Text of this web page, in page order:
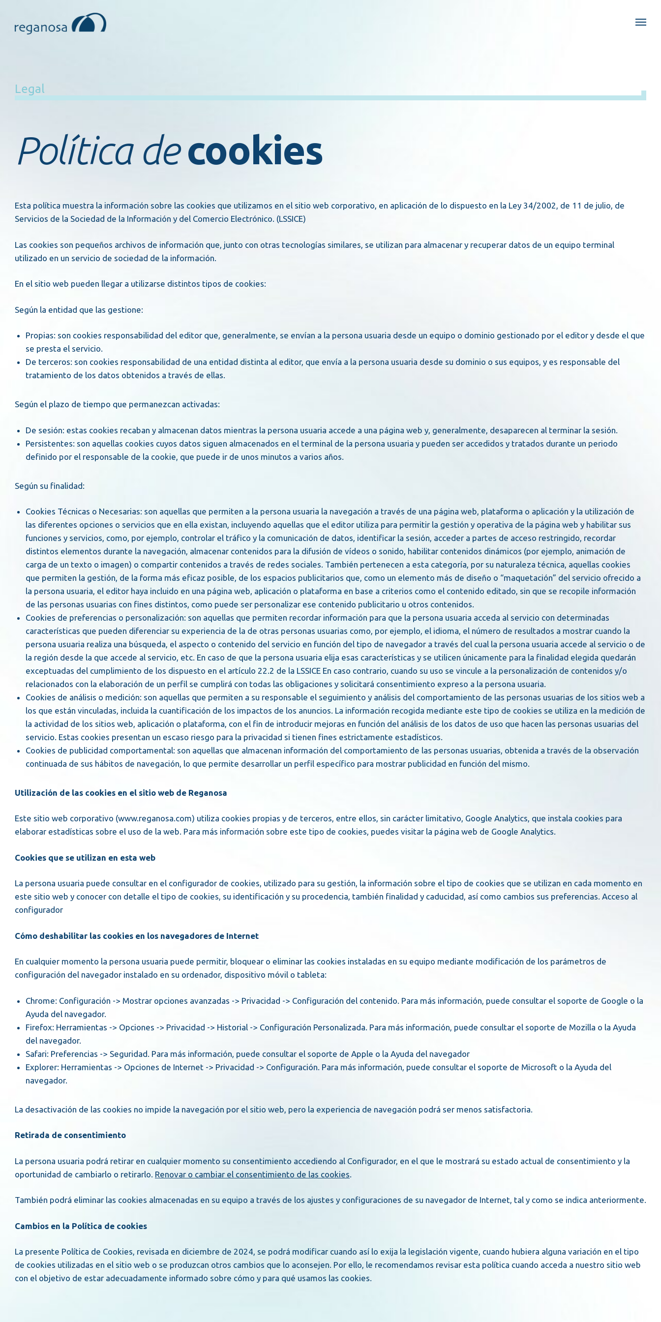
Legal
Política decookies
Esta política muestra la información sobre las cookies que utilizamos en el sitio web corporativo, en aplicación de lo dispuesto en la Ley 34/2002, de 11 de julio, de
Servicios de la Sociedad de la Información y del Comercio Electrónico. (LSSICE)
Las cookies son pequeños archivos de información que, junto con otras tecnologías similares, se utilizan para almacenar y recuperar datos de un equipo terminal
utilizado en un servicio de sociedad de la información.
En el sitio web pueden llegar a utilizarse distintos tipos de cookies:
Según la entidad que las gestione:
Propias: son cookies responsabilidad del editor que, generalmente, se envían a la persona usuaria desde un equipo o dominio gestionado por el editor y desde el que
se presta el servicio.
De terceros: son cookies responsabilidad de una entidad distinta al editor, que envía a la persona usuaria desde su dominio o sus equipos, y es responsable del
tratamiento de los datos obtenidos a través de ellas.
Según el plazo de tiempo que permanezcan activadas:
De sesión: estas cookies recaban y almacenan datos mientras la persona usuaria accede a una página web y, generalmente, desaparecen al terminar la sesión.
Persistentes: son aquellas cookies cuyos datos siguen almacenados en el terminal de la persona usuaria y pueden ser accedidos y tratados durante un periodo
definido por el responsable de la cookie, que puede ir de unos minutos a varios años.
Según su finalidad:
Cookies Técnicas o Necesarias: son aquellas que permiten a la persona usuaria la navegación a través de una página web, plataforma o aplicación y la utilización de
las diferentes opciones o servicios que en ella existan, incluyendo aquellas que el editor utiliza para permitir la gestión y operativa de la página web y habilitar sus
funciones y servicios, como, por ejemplo, controlar el tráfico y la comunicación de datos, identificar la sesión, acceder a partes de acceso restringido, recordar
distintos elementos durante la navegación, almacenar contenidos para la difusión de vídeos o sonido, habilitar contenidos dinámicos (por ejemplo, animación de
carga de un texto o imagen) o compartir contenidos a través de redes sociales. También pertenecen a esta categoría, por su naturaleza técnica, aquellas cookies
que permiten la gestión, de la forma más eficaz posible, de los espacios publicitarios que, como un elemento más de diseño o “maquetación” del servicio ofrecido a
la persona usuaria, el editor haya incluido en una página web, aplicación o plataforma en base a criterios como el contenido editado, sin que se recopile información
de las personas usuarias con fines distintos, como puede ser personalizar ese contenido publicitario u otros contenidos.
Cookies de preferencias o personalización: son aquellas que permiten recordar información para que la persona usuaria acceda al servicio con determinadas
características que pueden diferenciar su experiencia de la de otras personas usuarias como, por ejemplo, el idioma, el número de resultados a mostrar cuando la
persona usuaria realiza una búsqueda, el aspecto o contenido del servicio en función del tipo de navegador a través del cual la persona usuaria accede al servicio o de
la región desde la que accede al servicio, etc. En caso de que la persona usuaria elija esas características y se utilicen únicamente para la finalidad elegida quedarán
exceptuadas del cumplimiento de los dispuesto en el artículo 22.2 de la LSSICE En caso contrario, cuando su uso se vincule a la personalización de contenidos y/o
relacionados con la elaboración de un perfil se cumplirá con todas las obligaciones y solicitará consentimiento expreso a la persona usuaria.
Cookies de análisis o medición: son aquellas que permiten a su responsable el seguimiento y análisis del comportamiento de las personas usuarias de los sitios web a
los que están vinculadas, incluida la cuantificación de los impactos de los anuncios. La información recogida mediante este tipo de cookies se utiliza en la medición de
la actividad de los sitios web, aplicación o plataforma, con el fin de introducir mejoras en función del análisis de los datos de uso que hacen las personas usuarias del
servicio. Estas cookies presentan un escaso riesgo para la privacidad si tienen fines estrictamente estadísticos.
Cookies de publicidad comportamental: son aquellas que almacenan información del comportamiento de las personas usuarias, obtenida a través de la observación
continuada de sus hábitos de navegación, lo que permite desarrollar un perfil específico para mostrar publicidad en función del mismo.
Utilización de las cookies en el sitio web de Reganosa
Este sitio web corporativo (www.reganosa.com) utiliza cookies propias y de terceros, entre ellos, sin carácter limitativo, Google Analytics, que instala cookies para
elaborar estadísticas sobre el uso de la web. Para más información sobre este tipo de cookies, puedes visitar la página web de Google Analytics.
Cookies que se utilizan en esta web
La persona usuaria puede consultar en el configurador de cookies, utilizado para su gestión, la información sobre el tipo de cookies que se utilizan en cada momento en
este sitio web y conocer con detalle el tipo de cookies, su identificación y su procedencia, también finalidad y caducidad, así como cambios sus preferencias. Acceso al
configurador
Cómo deshabilitar las cookies en los navegadores de Internet
En cualquier momento la persona usuaria puede permitir, bloquear o eliminar las cookies instaladas en su equipo mediante modificación de los parámetros de
configuración del navegador instalado en su ordenador, dispositivo móvil o tableta:
Chrome: Configuración -> Mostrar opciones avanzadas -> Privacidad -> Configuración del contenido. Para más información, puede consultar el soporte de Google o la
Ayuda del navegador.
Firefox: Herramientas -> Opciones -> Privacidad -> Historial -> Configuración Personalizada. Para más información, puede consultar el soporte de Mozilla o la Ayuda
del navegador.
Safari: Preferencias -> Seguridad. Para más información, puede consultar el soporte de Apple o la Ayuda del navegador
Explorer: Herramientas -> Opciones de Internet -> Privacidad -> Configuración. Para más información, puede consultar el soporte de Microsoft o la Ayuda del
navegador.
La desactivación de las cookies no impide la navegación por el sitio web, pero la experiencia de navegación podrá ser menos satisfactoria.
Retirada de consentimiento
La persona usuaria podrá retirar en cualquier momento su consentimiento accediendo al Configurador, en el que le mostrará su estado actual de consentimiento y la
oportunidad de cambiarlo o retirarlo. Renovar o cambiar el consentimiento de las cookies.
También podrá eliminar las cookies almacenadas en su equipo a través de los ajustes y configuraciones de su navegador de Internet, tal y como se indica anteriormente.
Cambios en la Política de cookies
La presente Política de Cookies, revisada en diciembre de 2024, se podrá modificar cuando así lo exija la legislación vigente, cuando hubiera alguna variación en el tipo
de cookies utilizadas en el sitio web o se produzcan otros cambios que lo aconsejen. Por ello, le recomendamos revisar esta política cuando acceda a nuestro sitio web
con el objetivo de estar adecuadamente informado sobre cómo y para qué usamos las cookies.